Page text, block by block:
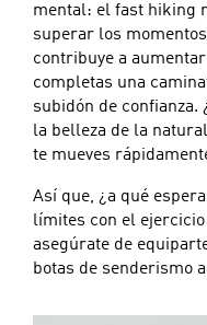
mental: el fast hiking
superar los
contribuye a
completas una
subidón de confianza.
la belleza de la
te mueves
Así que, ¿a qué
límites con el
asegúrate de
botas de senderismo